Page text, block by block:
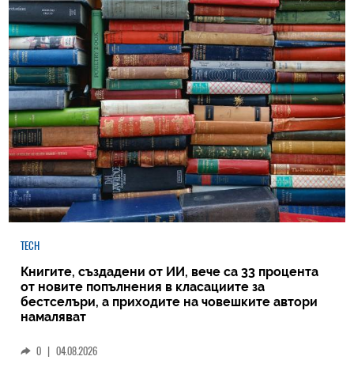
TECH
Книгите, създадени от ИИ, вече са 33 процента
от новите попълнения в класациите за
бестселъри, а приходите на човешките автори
намаляват
0 | 04.08.2026